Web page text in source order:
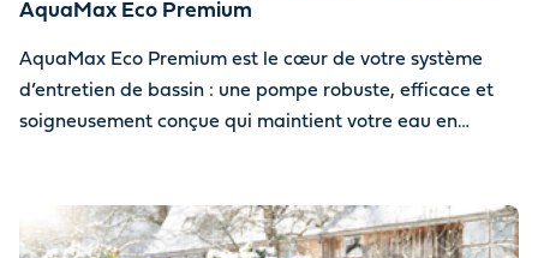
AquaMax Eco Premium
AquaMax Eco Premium est le cœur de votre système
d’entretien de bassin : une pompe robuste, efficace et
soigneusement conçue qui maintient votre eau en